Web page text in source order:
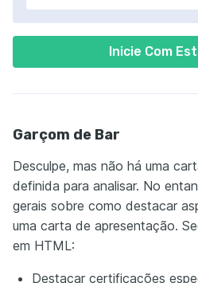
Inicie Com
Garçom de Bar
Desculpe, mas não há uma
definida para analisar. No
gerais sobre como destacar
uma carta de apresentação.
em HTML:
Destacar certificações